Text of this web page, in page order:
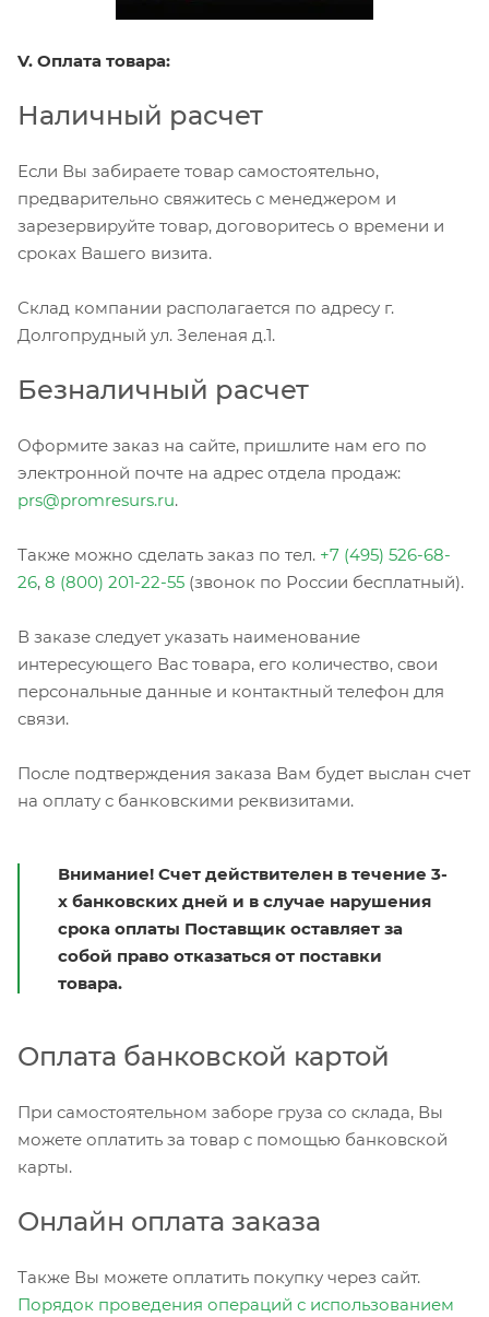
V. Оплата товара:
Наличный расчет
Если Вы забираете товар самостоятельно,
предварительно свяжитесь с менеджером и
зарезервируйте товар, договоритесь о времени и
сроках Вашего визита.
Склад компании располагается по адресу г.
Долгопрудный ул. Зеленая д.1.
Безналичный расчет
Оформите заказ на сайте, пришлите нам его по
электронной почте на адрес отдела продаж:
prs@promresurs.ru.
Также можно сделать заказ по тел. +7 (495) 526-68-
26, 8 (800) 201-22-55 (звонок по России бесплатный).
В заказе следует указать наименование
интересующего Вас товара, его количество, свои
персональные данные и контактный телефон для
связи.
После подтверждения заказа Вам будет выслан счет
на оплату с банковскими реквизитами.
Внимание! Счет действителен в течение 3-
х банковских дней и в случае нарушения
срока оплаты Поставщик оставляет за
собой право отказаться от поставки
товара.
Оплата банковской картой
При самостоятельном заборе груза со склада, Вы
можете оплатить за товар с помощью банковской
карты.
Онлайн оплата заказа
Также Вы можете оплатить покупку через сайт.
Порядок проведения операций с использованием